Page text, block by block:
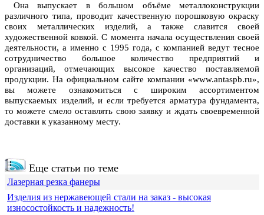
Она выпускает в большом объёме металлоконструкции
различного типа, проводит качественную порошковую окраску
своих металлических изделий, а также славится своей
художественной ковкой. С момента начала осуществления своей
деятельности, а именно с 1995 года, с компанией ведут тесное
сотрудничество большое количество предприятий и
организаций, отмечающих высокое качество поставляемой
продукции. На официальном сайте компании «www.antaspb.ru»,
вы можете ознакомиться с широким ассортиментом
выпускаемых изделий, и если требуется арматура фундамента,
то можете смело оставлять свою заявку и ждать своевременной
доставки к указанному месту.
Еще статьи по теме
Лазерная резка фанеры
Изделия из нержавеющей стали на заказ - высокая
износостойкость и надежность!